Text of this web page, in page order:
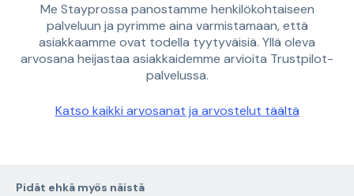
Me Stayprossa panostamme henkilökohtaiseen
palveluun ja pyrimme aina varmistamaan, että
asiakkaamme ovat todella tyytyväisiä. Yllä oleva
arvosana heijastaa asiakkaidemme arvioita Trustpilot-
palvelussa.
Katso kaikki arvosanat ja arvostelut täältä
Pidät ehkä myös näistä